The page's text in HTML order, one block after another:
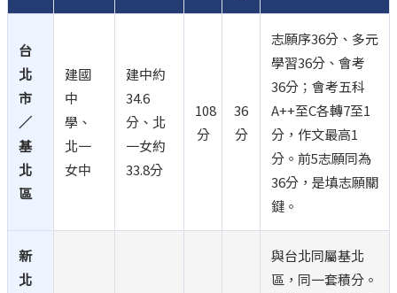
台
北
市
／
基
北
區
建國
中
學、
北一
女中
建中約
34.6
分、北
一女約
33.8分
108
分
36
分
志願序36分、多元
學習36分、會考
36分；會考五科
A++至C各轉7至1
分，作文最高1
分。前5志願同為
36分，是填志願關
鍵。
新
北
與台北同屬基北
區，同一套積分。